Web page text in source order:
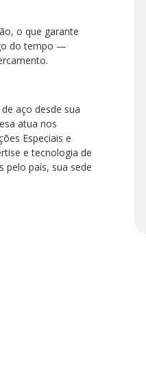
o que garante
do tempo —
aço desde sua
atua nos
Especiais e
e tecnologia de
pelo país, sua sede